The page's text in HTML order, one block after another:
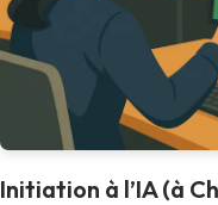
Initiation à l’IA (à